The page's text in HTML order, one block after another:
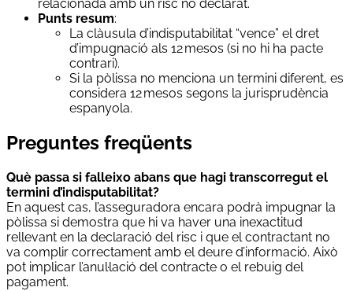
relacionada amb un risc no declarat.
Punts resum:
La clàusula d’indisputabilitat “vence” el dret
d’impugnació als 12 mesos (si no hi ha pacte
contrari).
Si la pòlissa no menciona un termini diferent, es
considera 12 mesos segons la jurisprudència
espanyola.
Preguntes freqüents
Què passa si falleixo abans que hagi transcorregut el
termini d’indisputabilitat?
En aquest cas, l’asseguradora encara podrà impugnar la
pòlissa si demostra que hi va haver una inexactitud
rellevant en la declaració del risc i que el contractant no
va complir correctament amb el deure d’informació. Això
pot implicar l’anul·lació del contracte o el rebuig del
pagament.